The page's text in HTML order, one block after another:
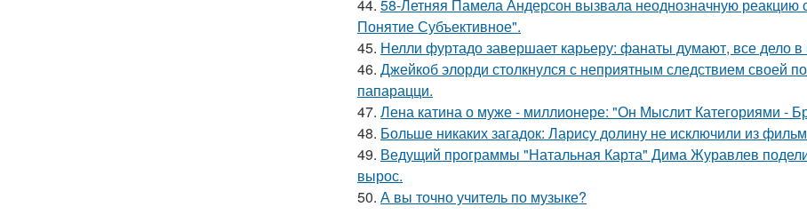
44. 58-Летняя Памела Андерсон вызвала неоднозначную реакцию
Понятие Субъективное".
45. Нелли фуртадо завершает карьеру: фанаты думают, все дело в
46. Джейкоб элорди столкнулся с неприятным следствием своей
папарацци.
47. Лена катина о муже - миллионере: "Он Мыслит Категориями -
48. Больше никаких загадок: Ларису долину не исключили из
49. Ведущий программы "Натальная Карта" Дима Журавлев
вырос.
50. А вы точно учитель по музыке?